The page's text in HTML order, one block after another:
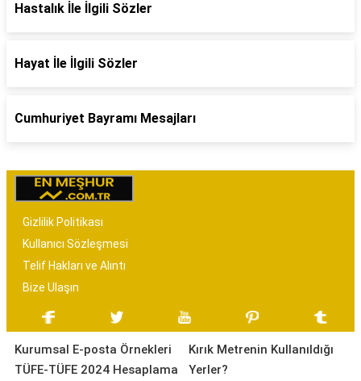
Hastalık İle İlgili Sözler
Hayat İle İlgili Sözler
Cumhuriyet Bayramı Mesajları
Gizlilik Politikası
Kullanıcı Sözleşmesi
Telif Hakları ve Alıntı
Bize Ulaşın
Kurumsal E-posta Örnekleri
TÜFE-TÜFE 2024 Hesaplama
Kırık Metrenin Kullanıldığı
Yerler?